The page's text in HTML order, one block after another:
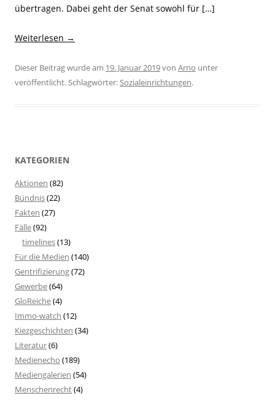
übertragen. Dabei geht der Senat sowohl für […]
Weiterlesen →
Dieser Beitrag wurde am 19. Januar 2019von Arno unter
veröffentlicht. Schlagwörter:Sozialeinrichtungen.
KATEGORIEN
Aktionen (82)
Bündnis(22)
Fakten (27)
Fälle(92)
timelines(13)
Für die Medien (140)
Gentrifizierung(72)
Gewerbe(64)
GloReiche(4)
Immo-watch (12)
Kiezgeschichten (34)
Literatur(6)
Medienecho (189)
Mediengalerien (54)
Menschenrecht(4)